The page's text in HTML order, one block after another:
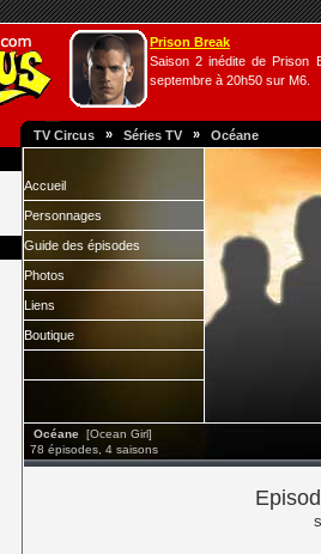
Prison Break
Saison 2 inédite de Prison
septembre à 20h50 sur M6.
TV Circus » Séries TV » Océane
Accueil
Personnages
Guide des épisodes
Photos
Liens
Boutique
Océane [Ocean Girl]
78 épisodes, 4 saisons